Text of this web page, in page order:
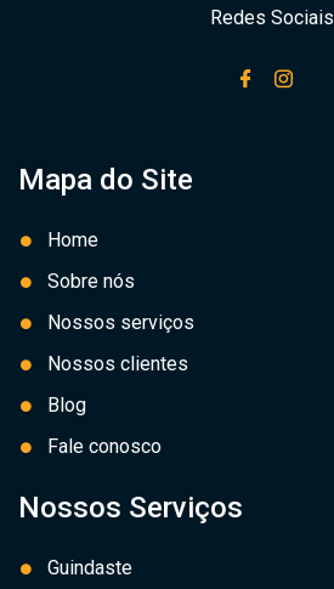
Redes Sociais
Mapa do Site
Home
Sobre nós
Nossos serviços
Nossos clientes
Blog
Fale conosco
Nossos Serviços
Guindaste